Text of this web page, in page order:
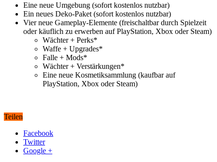
Eine neue Umgebung (sofort kostenlos nutzbar)
Ein neues Deko-Paket (sofort kostenlos nutzbar)
Vier neue Gameplay-Elemente (freischaltbar durch Spielzeit
oder käuflich zu erwerben auf PlayStation, Xbox oder Steam)
Wächter + Perks*
Waffe + Upgrades*
Falle + Mods*
Wächter + Verstärkungen*
Eine neue Kosmetiksammlung (kaufbar auf
PlayStation, Xbox oder Steam)
Teilen
Facebook
Twitter
Google +